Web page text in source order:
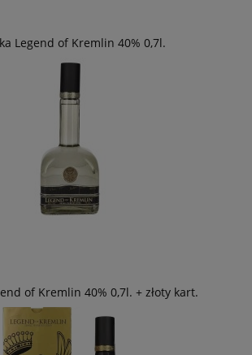
Legend of Kremlin 40% 0,7l.
of Kremlin 40% 0,7l. + złoty kart.